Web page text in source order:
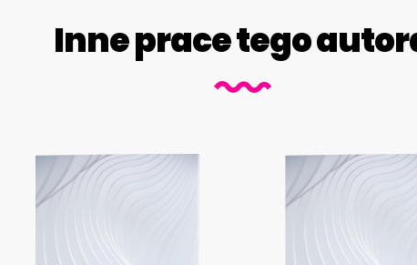
Inne prace tego